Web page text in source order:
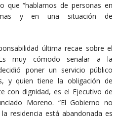
que “hablamos de personas en
y en una situación de
última recae sobre el
muy cómodo señalar a la
poner un servicio público
y quien tiene la obligación de
con dignidad, es el Ejecutivo de
Moreno. “El Gobierno no
residencia está abandonada es